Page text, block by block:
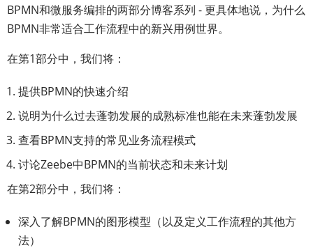
BPMN和微服务编排的两部分博客系列 - 更具体地说，为什么
BPMN非常适合工作流程中的新兴用例世界。
在第1部分中，我们将：
提供BPMN的快速介绍
说明为什么过去蓬勃发展的成熟标准也能在未来蓬勃发展
查看BPMN支持的常见业务流程模式
讨论Zeebe中BPMN的当前状态和未来计划
在第2部分中，我们将：
深入了解BPMN的图形模型（以及定义工作流程的其他方
法）